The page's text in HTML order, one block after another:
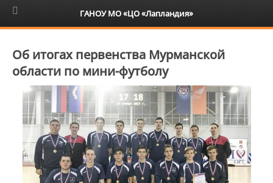
6+
Об итогах первенства Мурманской
области по мини-футболу
ГАНОУ МО «ЦО «Лапландия»